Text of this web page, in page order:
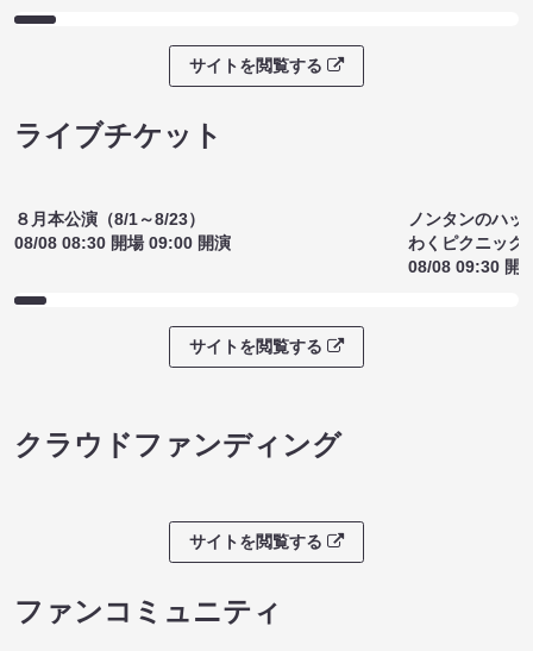
古古古～古着を語る90分～
2026Summer（8/9 18:00）
¥1300(税込)
サイトを閲覧する
ライブチケット
08/08 08:30 開場 09:00 開演